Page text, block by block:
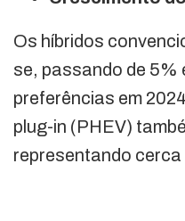
Os híbridos
se, passando de 5%
preferências em
plug-in (PHEV)
representando